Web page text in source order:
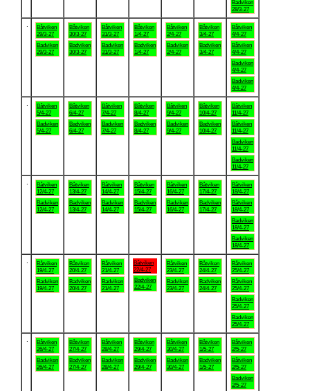
Badviken
28/3-27
Båtviken
29/3-27
Badviken
29/3-27
Båtviken
30/3-27
Badviken
30/3-27
Båtviken
31/3-27
Badviken
31/3-27
Båtviken
1/4-27
Badviken
1/4-27
Båtviken
2/4-27
Badviken
2/4-27
Båtviken
3/4-27
Badviken
3/4-27
Båtviken
4/4-27
Båtviken
4/4-27
Badviken
4/4-27
Badviken
4/4-27
Båtviken
5/4-27
Badviken
5/4-27
Båtviken
6/4-27
Badviken
6/4-27
Båtviken
7/4-27
Badviken
7/4-27
Båtviken
8/4-27
Badviken
8/4-27
Båtviken
9/4-27
Badviken
9/4-27
Båtviken
10/4-27
Badviken
10/4-27
Båtviken
11/4-27
Båtviken
11/4-27
Badviken
11/4-27
Badviken
11/4-27
Båtviken
12/4-27
Badviken
12/4-27
Båtviken
13/4-27
Badviken
13/4-27
Båtviken
14/4-27
Badviken
14/4-27
Båtviken
15/4-27
Badviken
15/4-27
Båtviken
16/4-27
Badviken
16/4-27
Båtviken
17/4-27
Badviken
17/4-27
Båtviken
18/4-27
Båtviken
18/4-27
Badviken
18/4-27
Badviken
18/4-27
Båtviken
19/4-27
Badviken
19/4-27
Båtviken
20/4-27
Badviken
20/4-27
Båtviken
21/4-27
Badviken
21/4-27
Båtviken
22/4-27
Badviken
22/4-27
Båtviken
23/4-27
Badviken
23/4-27
Båtviken
24/4-27
Badviken
24/4-27
Båtviken
25/4-27
Båtviken
25/4-27
Badviken
25/4-27
Badviken
25/4-27
Båtviken
26/4-27
Badviken
26/4-27
Båtviken
27/4-27
Badviken
27/4-27
Båtviken
28/4-27
Badviken
28/4-27
Båtviken
29/4-27
Badviken
29/4-27
Båtviken
30/4-27
Badviken
30/4-27
Båtviken
1/5-27
Badviken
1/5-27
Båtviken
2/5-27
Båtviken
2/5-27
Badviken
2/5-27